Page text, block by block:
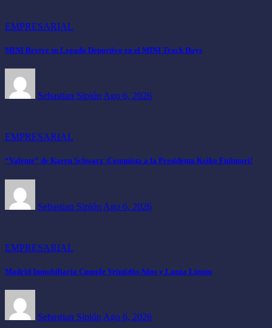
EMPRESARIAL
MINI Revive su Legado Deportivo en el MINI Track Days
Sebastian Sipión Ago 6, 2026
EMPRESARIAL
“Valente” de Karen Schwarz ¡Conquista a la Presidenta Keiko Fujimori!
Sebastian Sipión Ago 6, 2026
EMPRESARIAL
Madrid Inmobiliaria Cumple Veintidós Años y Lanza Linum
Sebastian Sipión Ago 6, 2026